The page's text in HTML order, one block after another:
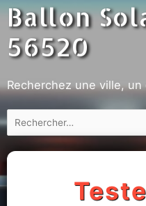
Ballon
56520
Recherchez une ville,